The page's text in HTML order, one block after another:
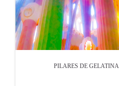
PILARES DE GELATINA